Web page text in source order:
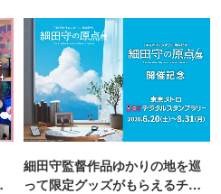
細田守監督作品ゆかりの地を巡
って限定グッズがもらえるチャ